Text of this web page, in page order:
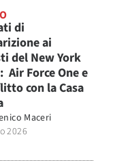
di
ai
del New York
Air Force One e
con la Casa
Maceri
2026